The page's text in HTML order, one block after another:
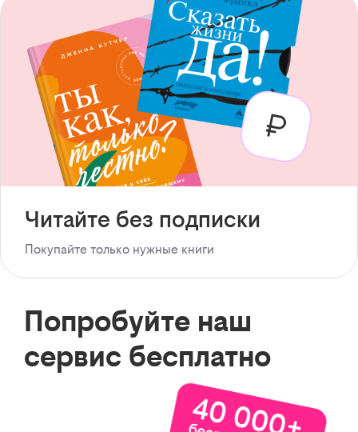
Читайте без подписки
Покупайте только нужные книги
Попробуйте наш
сервис бесплатно